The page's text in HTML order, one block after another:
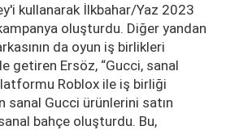
kullanarak İlkbahar/Yaz 2023
oluşturdu. Diğer yandan
da oyun iş birlikleri
getiren Ersöz, “Gucci, sanal
Roblox ile iş birliği
sanal Gucci ürünlerini satın
bahçe oluşturdu. Bu,